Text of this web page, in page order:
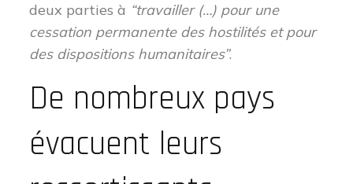
deux parties à “travailler (…) pour une
cessation permanente des hostilités et pour
des dispositions humanitaires”.
De nombreux pays
évacuent leurs